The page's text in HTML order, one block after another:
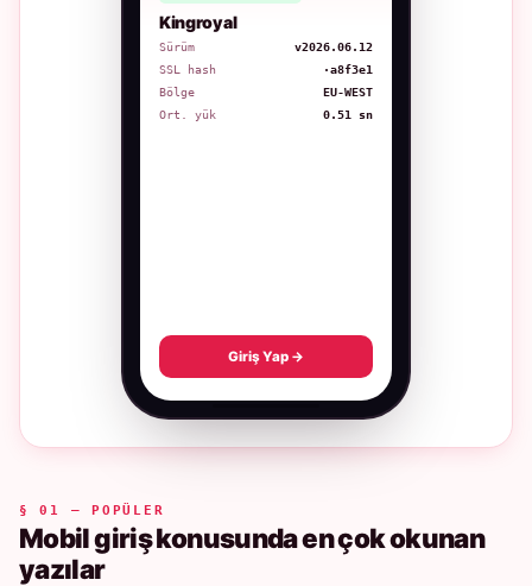
Kingroyal
Sürüm
v2026.06.12
SSL hash
·a8f3e1
Bölge
EU-WEST
Ort. yük
0.51 sn
Giriş Yap →
§ 01 — POPÜLER
Mobil giriş konusunda en çok okunan
yazılar